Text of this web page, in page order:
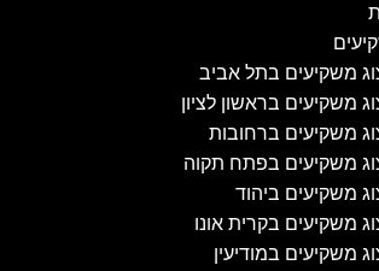
משקיעים בתל אביב
משקיעים בראשון לציון
משקיעים ברחובות
משקיעים בפתח תקוה
משקיעים ביהוד
משקיעים בקרית אונו
משקיעים במודיעין